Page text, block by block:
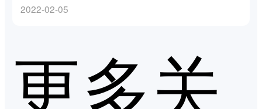
2022-02-05
更多关